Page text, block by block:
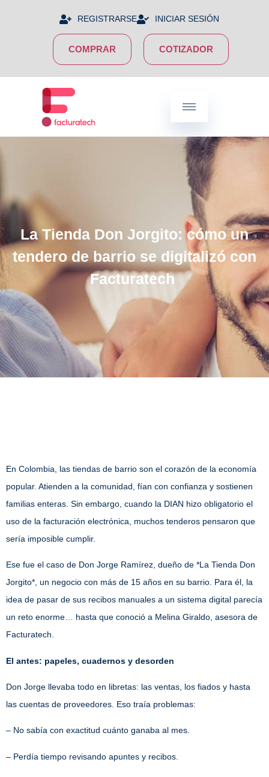
REGISTRARSE INICIAR SESIÓN
COMPRAR COTIZADOR
La Tienda Don Jorgito: cómo un
tendero de barrio se digitalizó con
Facturatech
En Colombia, las tiendas de barrio son el corazón de la economía
popular. Atienden a la comunidad, fían con confianza y sostienen
familias enteras. Sin embargo, cuando la DIAN hizo obligatorio el
uso de la facturación electrónica, muchos tenderos pensaron que
sería imposible cumplir.
Ese fue el caso de Don Jorge Ramírez, dueño de *La Tienda Don
Jorgito*, un negocio con más de 15 años en su barrio. Para él, la
idea de pasar de sus recibos manuales a un sistema digital parecía
un reto enorme… hasta que conoció a Melina Giraldo, asesora de
Facturatech.
El antes: papeles, cuadernos y desorden
Don Jorge llevaba todo en libretas: las ventas, los fiados y hasta
las cuentas de proveedores. Eso traía problemas:
– No sabía con exactitud cuánto ganaba al mes.
– Perdía tiempo revisando apuntes y recibos.